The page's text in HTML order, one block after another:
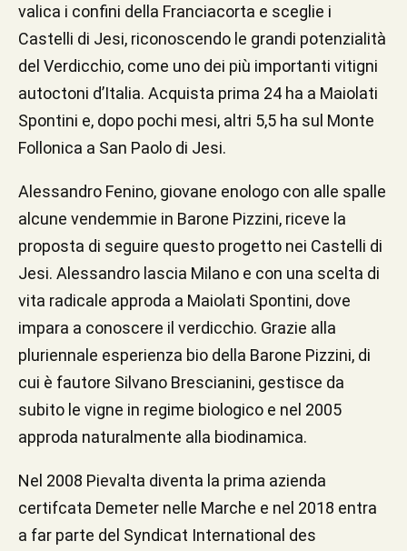
valica i confini della Franciacorta e sceglie i
Castelli di Jesi, riconoscendo le grandi potenzialità
del Verdicchio, come uno dei più importanti vitigni
autoctoni d’Italia. Acquista prima 24 ha a Maiolati
Spontini e, dopo pochi mesi, altri 5,5 ha sul Monte
Follonica a San Paolo di Jesi.
Alessandro Fenino, giovane enologo con alle spalle
alcune vendemmie in Barone Pizzini, riceve la
proposta di seguire questo progetto nei Castelli di
Jesi. Alessandro lascia Milano e con una scelta di
vita radicale approda a Maiolati Spontini, dove
impara a conoscere il verdicchio. Grazie alla
pluriennale esperienza bio della Barone Pizzini, di
cui è fautore Silvano Brescianini, gestisce da
subito le vigne in regime biologico e nel 2005
approda naturalmente alla biodinamica.
Nel 2008 Pievalta diventa la prima azienda
certifcata Demeter nelle Marche e nel 2018 entra
a far parte del Syndicat International des